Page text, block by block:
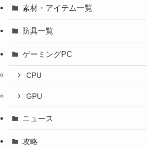
素材・アイテム一覧
防具一覧
ゲーミングPC
CPU
GPU
ニュース
攻略